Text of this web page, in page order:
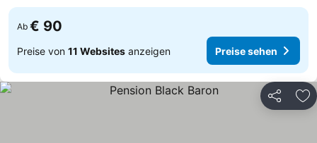
Ab € 90
Preise von 11 Websites anzeigen Preise sehen
Teilen